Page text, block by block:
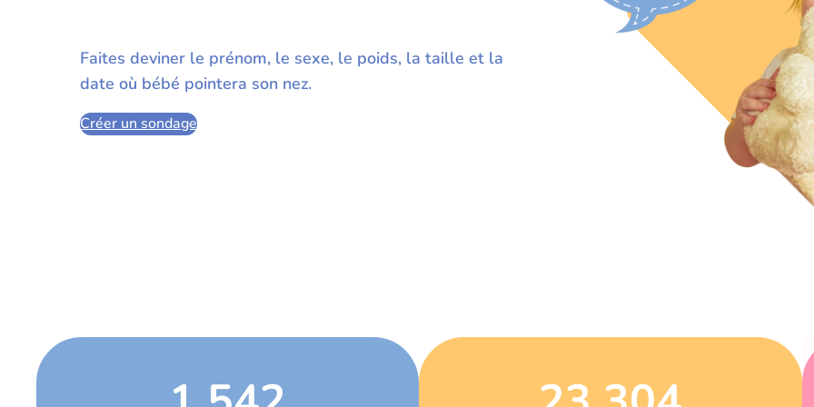
Faites deviner le prénom, le sexe, le poids, la taille et la
date où bébé pointera son nez.
Créer un sondage